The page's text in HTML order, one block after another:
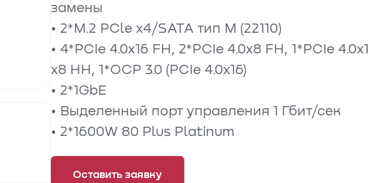
замены
• 2*M.2 PCle x4/SATA тип М (22110)
• 4*PCIe 4.0x16 FH, 2*PCIe 4.0x8 FH, 1*PCIe
x8 HH, 1*OCP 3.0 (PCIe 4.0x16)
• 2*1GbE
• Выделенный порт управления 1 Гбит/сек
• 2*1600W 80 Plus Platinum
Оставить заявку